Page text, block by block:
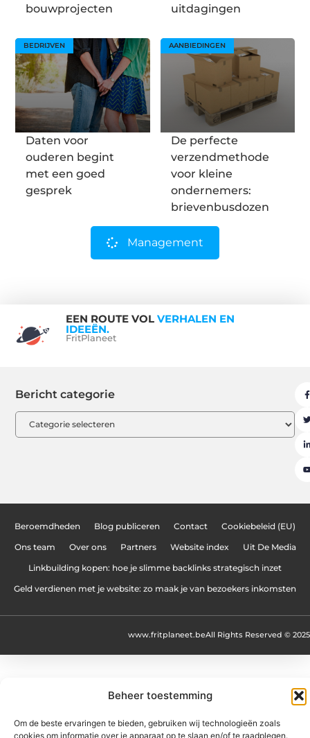
Beheer toestemming
Om de beste ervaringen te bieden, gebruiken wij technologieën zoals
cookies om informatie over je apparaat op te slaan en/of te raadplegen.
bouwprojecten
uitdagingen
BEDRIJVEN
Daten voor
ouderen begint
met een goed
gesprek
AANBIEDINGEN
De perfecte
verzendmethode
voor kleine
ondernemers:
brievenbusdozen
Management
EEN ROUTE VOL VERHALEN EN
IDEEËN.
FritPlaneet
Bericht categorie
Beroemdheden Blog publiceren Contact Cookiebeleid (EU)
Ons team Over ons Partners Website index Uit De Media
Linkbuilding kopen: hoe je slimme backlinks strategisch inzet
Geld verdienen met je website: zo maak je van bezoekers inkomsten
All Rights Reserved © 2025
www.fritplaneet.be